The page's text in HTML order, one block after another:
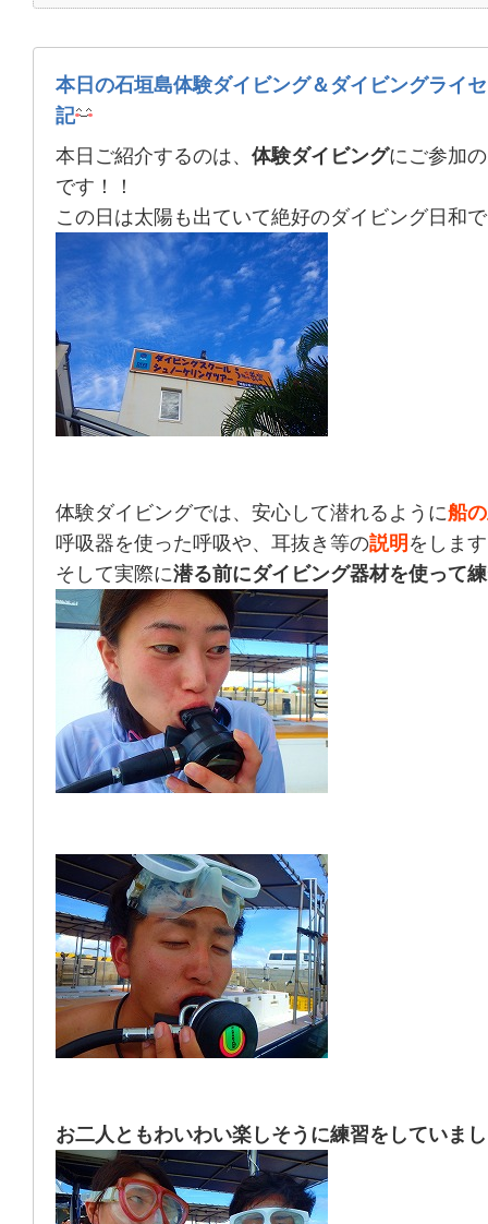
本日の石垣島体験ダイビング＆ダイビングライ
記
本日ご紹介するのは、 体験ダイビングにご参加
です！！
この日は太陽も出ていて絶好のダイビング日和
体験ダイビングでは、安心して潜れるように船
呼吸器を使った呼吸や、耳抜き等の説明 をしま
そして実際に潜る前にダイビング器材を使って
お二人ともわいわい楽しそうに練習をしていま